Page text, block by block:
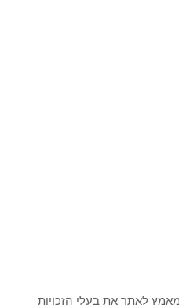
מאמץ לאתר את בעלי הזכויות